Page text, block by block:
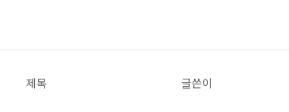
제목 글쓴이